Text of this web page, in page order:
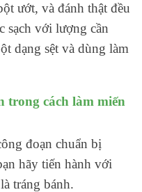
ướt, và đánh thật đều
sạch với lượng cần
dạng sệt và dùng làm
trong cách làm miến
đoạn chuẩn bị
hãy tiến hành với
tráng bánh.